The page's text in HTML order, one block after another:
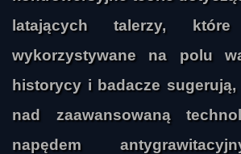
latających talerzy,
wykorzystywane na polu
historycy i badacze
nad zaawansowaną
napędem